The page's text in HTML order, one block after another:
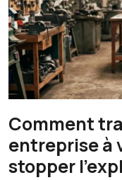
Comment
entreprise à
stopper